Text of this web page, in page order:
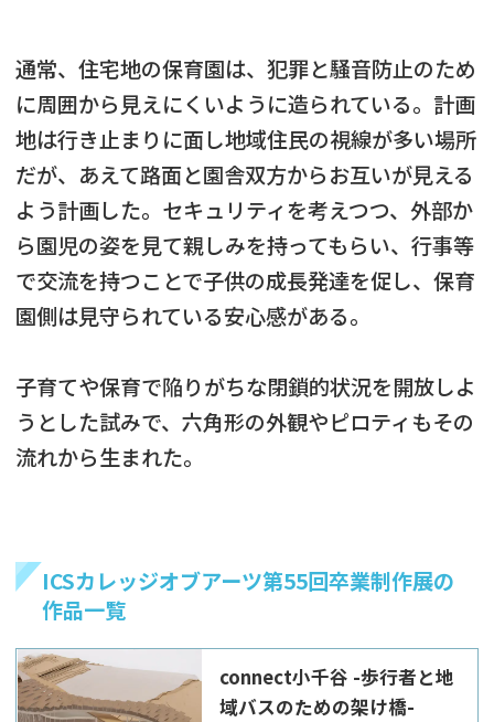
通常、住宅地の保育園は、犯罪と騒音防止のため
に周囲から見えにくいように造られている。計画
地は行き止まりに面し地域住民の視線が多い場所
だが、あえて路面と園舎双方からお互いが見える
よう計画した。セキュリティを考えつつ、外部か
ら園児の姿を見て親しみを持ってもらい、行事等
で交流を持つことで子供の成長発達を促し、保育
園側は見守られている安心感がある。
子育てや保育で陥りがちな閉鎖的状況を開放しよ
うとした試みで、六角形の外観やピロティもその
流れから生まれた。
ICSカレッジオブアーツ第55回卒業制作展の
作品一覧
connect小千谷 -歩行者と地
域バスのための架け橋-